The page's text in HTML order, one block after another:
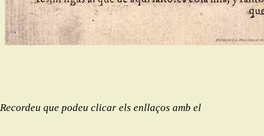
Recordeu que podeu clicar els enllaços amb el